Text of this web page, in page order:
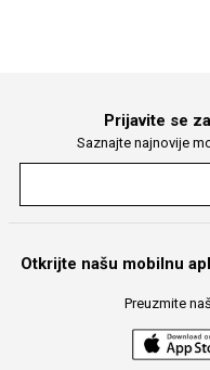
Prijavite se
Saznajte najnovije
Otkrijte našu mobilnu
Preuzmite